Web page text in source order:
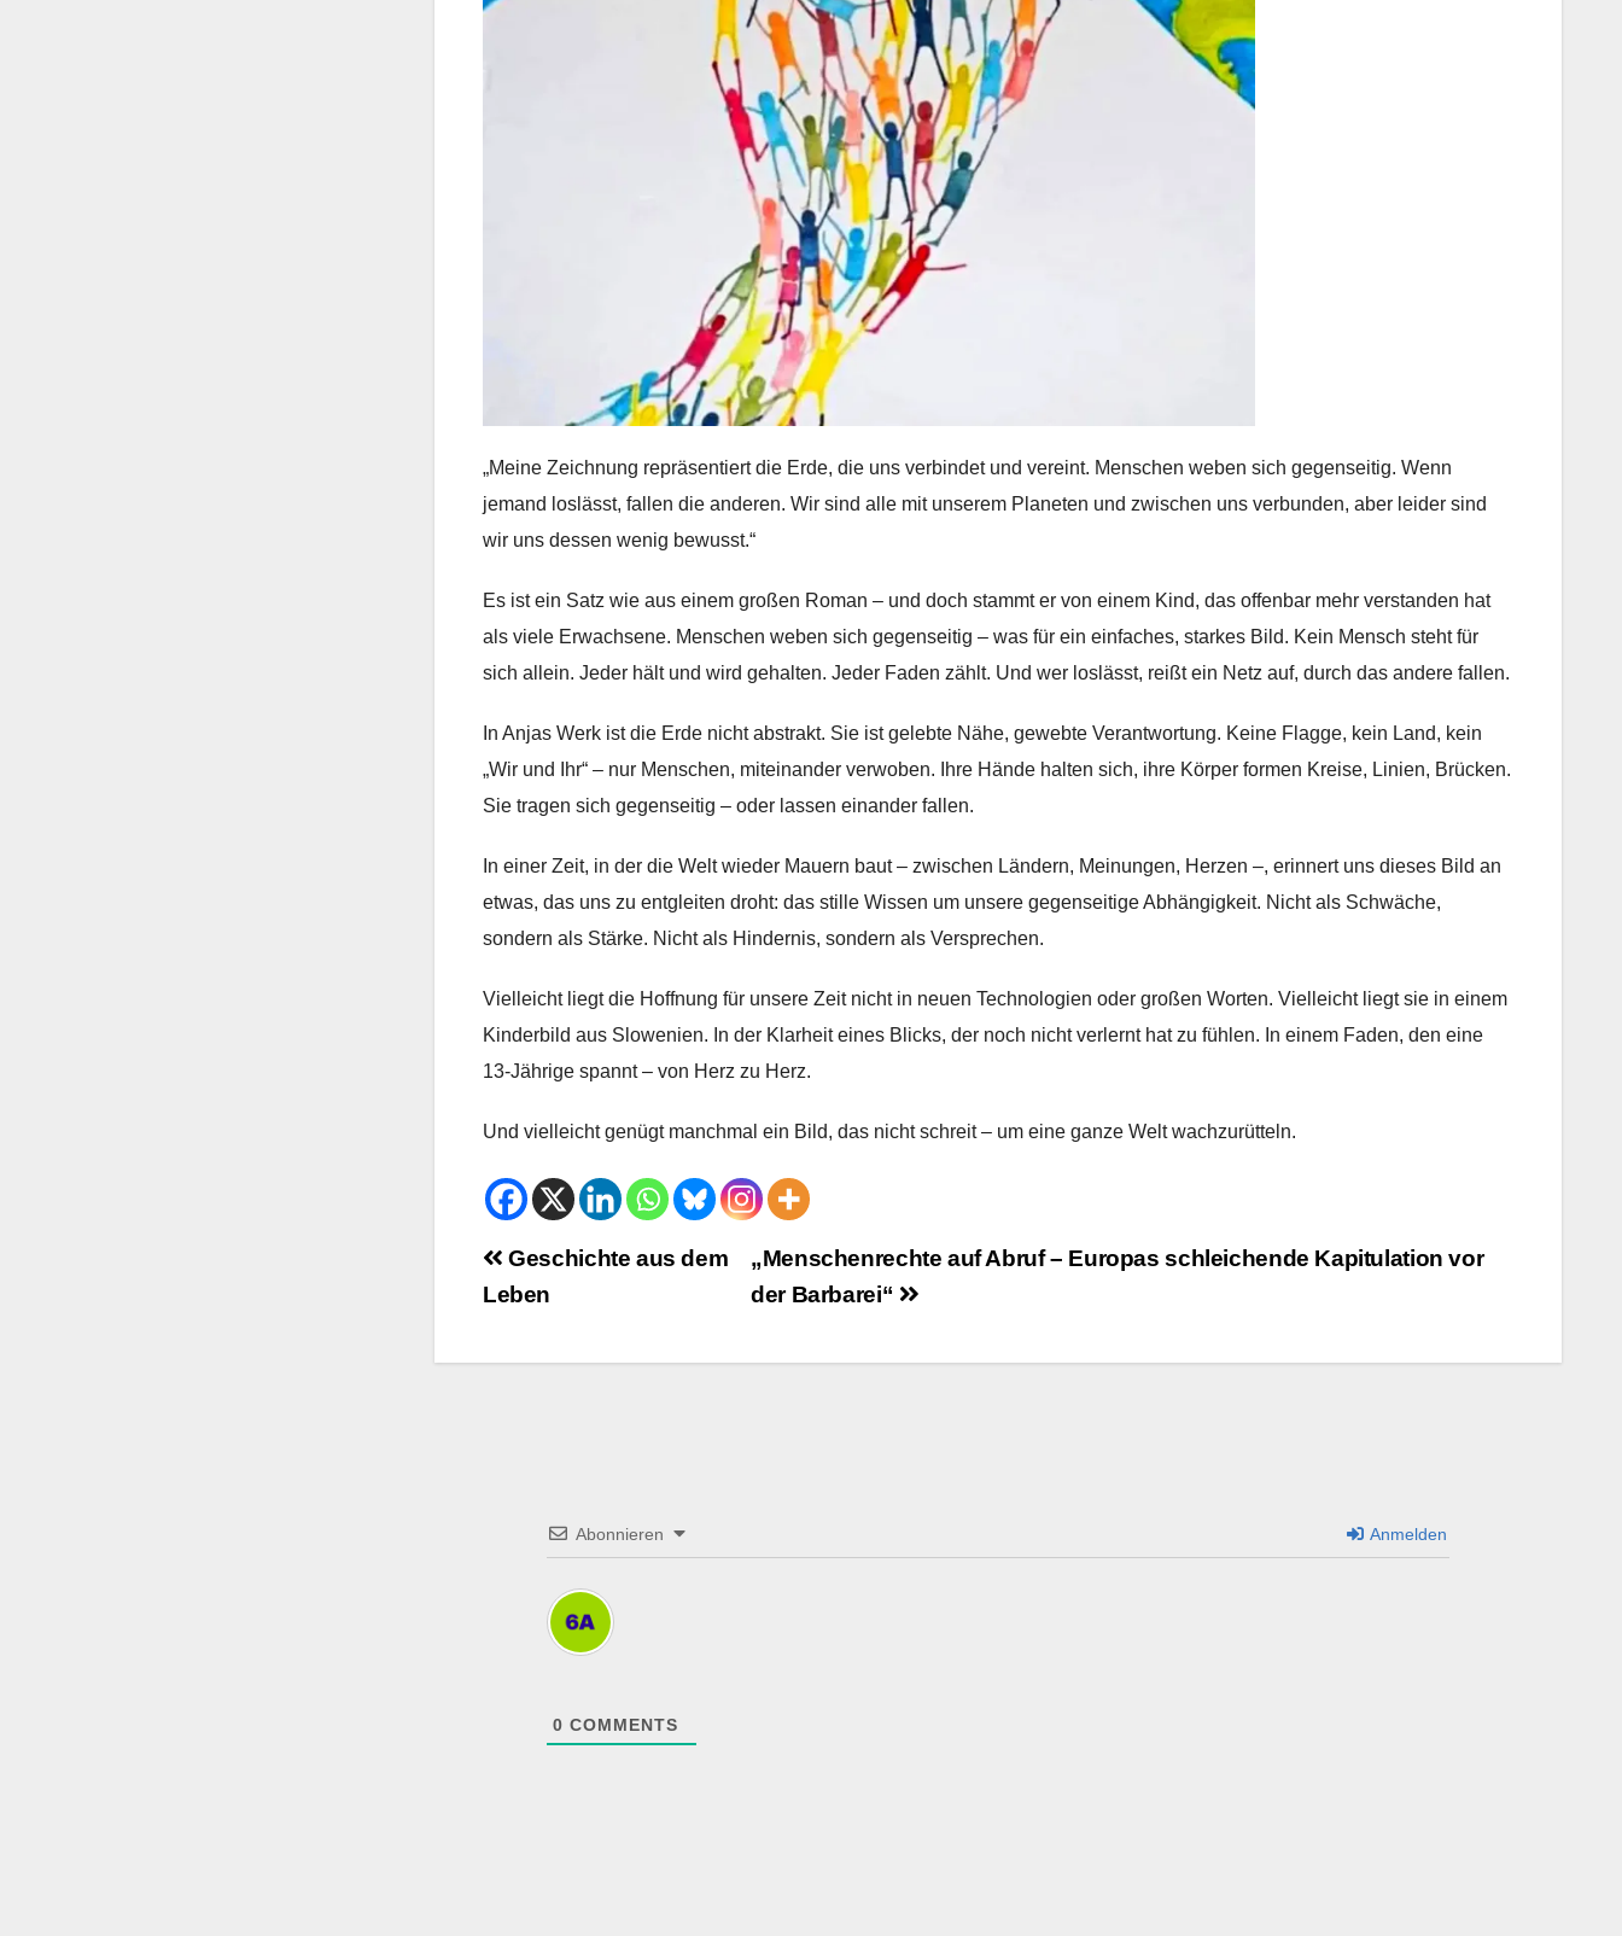
„Meine Zeichnung repräsentiert die Erde, die uns verbindet und vereint. Menschen weben sich gegenseitig. Wenn
jemand loslässt, fallen die anderen. Wir sind alle mit unserem Planeten und zwischen uns verbunden, aber leider sind
wir uns dessen wenig bewusst.“
Es ist ein Satz wie aus einem großen Roman – und doch stammt er von einem Kind, das offenbar mehr verstanden hat
als viele Erwachsene. Menschen weben sich gegenseitig – was für ein einfaches, starkes Bild. Kein Mensch steht für
sich allein. Jeder hält und wird gehalten. Jeder Faden zählt. Und wer loslässt, reißt ein Netz auf, durch das andere fallen.
In Anjas Werk ist die Erde nicht abstrakt. Sie ist gelebte Nähe, gewebte Verantwortung. Keine Flagge, kein Land, kein
„Wir und Ihr“ – nur Menschen, miteinander verwoben. Ihre Hände halten sich, ihre Körper formen Kreise, Linien, Brücken.
Sie tragen sich gegenseitig – oder lassen einander fallen.
In einer Zeit, in der die Welt wieder Mauern baut – zwischen Ländern, Meinungen, Herzen –, erinnert uns dieses Bild an
etwas, das uns zu entgleiten droht: das stille Wissen um unsere gegenseitige Abhängigkeit. Nicht als Schwäche,
sondern als Stärke. Nicht als Hindernis, sondern als Versprechen.
Vielleicht liegt die Hoffnung für unsere Zeit nicht in neuen Technologien oder großen Worten. Vielleicht liegt sie in einem
Kinderbild aus Slowenien. In der Klarheit eines Blicks, der noch nicht verlernt hat zu fühlen. In einem Faden, den eine
13-Jährige spannt – von Herz zu Herz.
Und vielleicht genügt manchmal ein Bild, das nicht schreit – um eine ganze Welt wachzurütteln.
Beitrags-
Navigation
„Menschenrechte auf Abruf – Europas schleichende Kapitulation vor
der Barbarei“
Geschichte aus dem
Leben
Abonnieren Anmelden
0 COMMENTS